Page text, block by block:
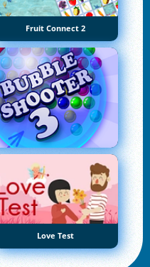
Fruit Connect 2
Love Test